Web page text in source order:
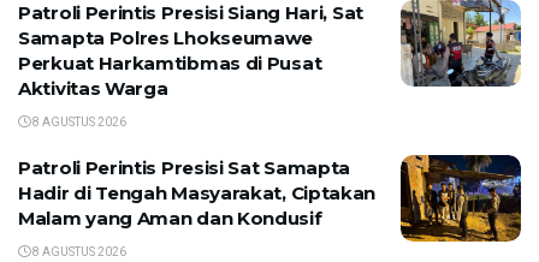
Patroli Perintis Presisi Siang Hari, Sat
Samapta Polres Lhokseumawe
Perkuat Harkamtibmas di Pusat
Aktivitas Warga
8 AGUSTUS 2026
Patroli Perintis Presisi Sat Samapta
Hadir di Tengah Masyarakat, Ciptakan
Malam yang Aman dan Kondusif
8 AGUSTUS 2026